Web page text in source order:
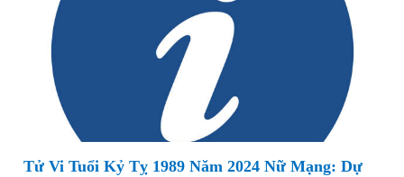
Tử Vi Tuổi Kỷ Tỵ 1989 Năm 2024 Nữ Mạng: Dự